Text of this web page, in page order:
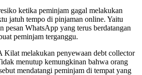
ketika peminjam gagal melakukan
jatuh tempo di pinjaman online. Yaitu
pesan WhatsApp yang terus berdatangan
peminjam terganggu.
melakukan penyewaan debt collector
menutup kemungkinan bahwa orang
mendatangi peminjam di tempat yang